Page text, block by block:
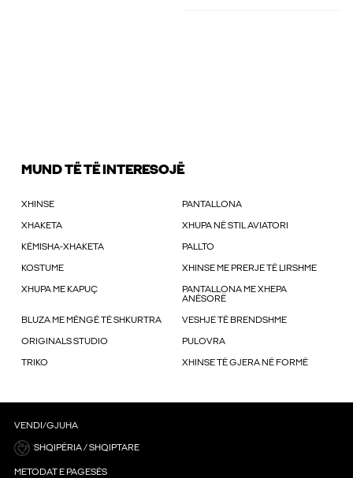
MUND TË TË INTERESOJË
XHINSE PANTALLONA
XHAKETA XHUPA NË STIL AVIATORI
KËMISHA-XHAKETA PALLTO
KOSTUME XHINSE ME PRERJE TË LIRSHME
XHUPA ME KAPUÇ
PANTALLONA ME XHEPA
ANËSORË
BLUZA ME MËNGË TË SHKURTRA VESHJE TË BRENDSHME
ORIGINALS STUDIO PULOVRA
TRIKO XHINSE TË GJERA NË FORMË
VENDI/GJUHA
SHQIPËRIA / SHQIPTARE
METODAT E PAGESËS